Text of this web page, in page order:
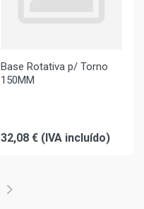
Base Rotativa p/ Torno
150MM
32,08 € (IVA incluído)